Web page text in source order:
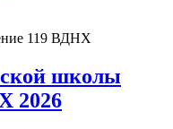
119 ВДНХ
школы
2026